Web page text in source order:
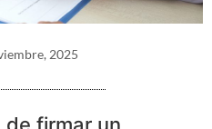
2025
firmar un